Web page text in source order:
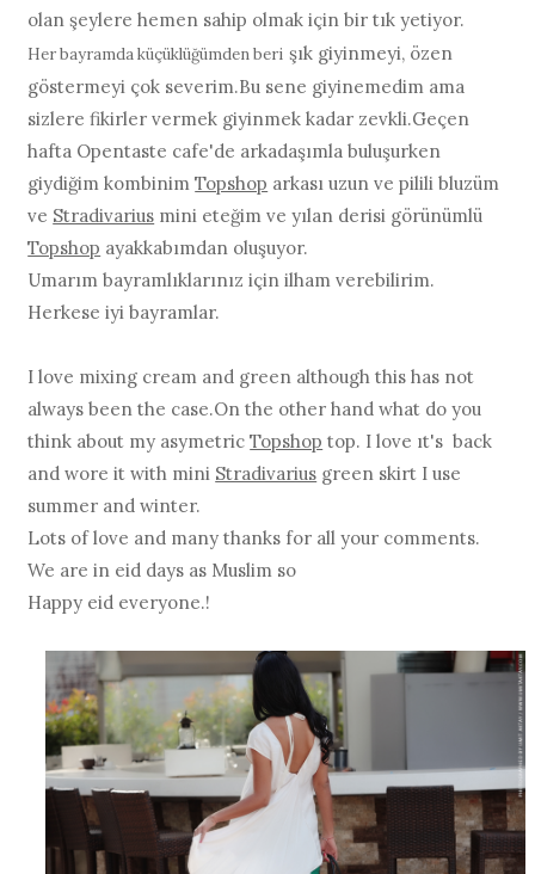
olan şeylere hemen sahip olmak için bir tık yetiyor.
Her bayramda küçüklüğümden beri şık giyinmeyi, özen
göstermeyi çok severim.Bu sene giyinemedim ama
sizlere fikirler vermek giyinmek kadar zevkli.Geçen
hafta Opentaste cafe'de arkadaşımla buluşurken
giydiğim kombinimTopshop arkası uzun ve pilili bluzüm
ve Stradivarius mini eteğim ve yılan derisi görünümlü
Topshop ayakkabımdan oluşuyor.
Umarım bayramlıklarınız için ilham verebilirim.
Herkese iyi bayramlar.
I love mixing cream and green although this has not
always been the case.On the other hand what do you
think about my asymetricTopshop top. I love ıt's back
and wore it with mini Stradivarius green skirt I use
summer and winter.
Lots of love and many thanks for all your comments.
We are in eid days as Muslim so
Happy eid everyone.!